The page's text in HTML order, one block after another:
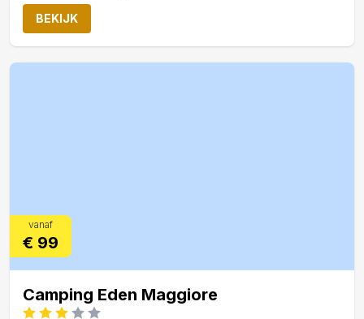
BEKIJK
vanaf
€ 99
Camping Eden Maggiore